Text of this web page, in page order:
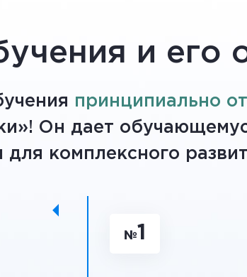
и его
принципиально
Он дает
комплексного
№1